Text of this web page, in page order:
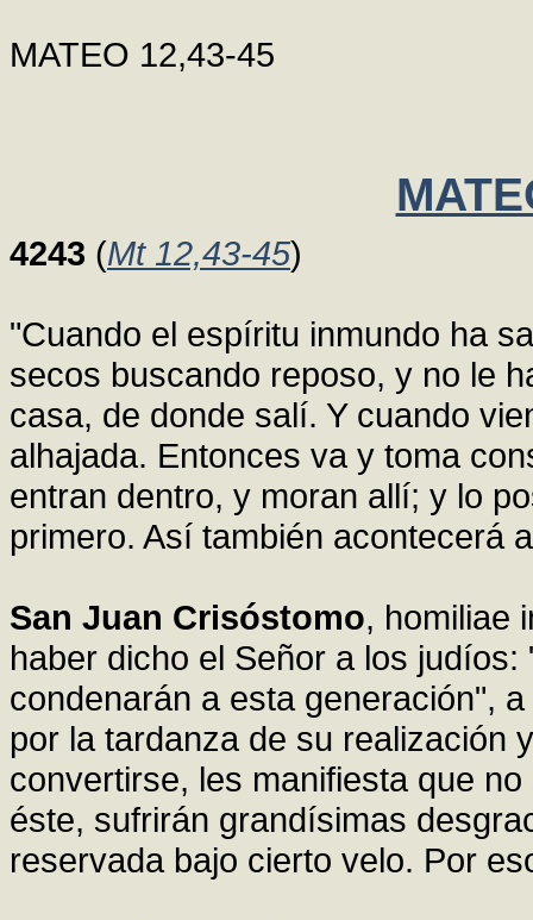
MATEO 12,43-45
4243 (Mt 12,43-45)
"Cuando el espíritu inmundo ha
secos buscando reposo, y no le
casa, de donde salí. Y cuando
alhajada. Entonces va y toma
entran dentro, y moran allí; y lo
primero. Así también acontecerá
San Juan Crisóstomo, homiliae
haber dicho el Señor a los
condenarán a esta generación",
por la tardanza de su realización
convertirse, les manifiesta que
éste, sufrirán grandísimas
reservada bajo cierto velo. Por